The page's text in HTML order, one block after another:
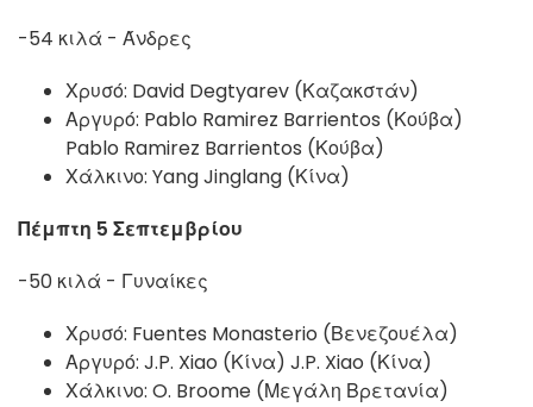
-54 κιλά - Άνδρες
Χρυσό: David Degtyarev (Καζακστάν)
Αργυρό: Pablo Ramirez Barrientos (Κούβα)
Pablo Ramirez Barrientos (Κούβα)
Χάλκινο: Yang Jinglang (Κίνα)
Πέμπτη 5 Σεπτεμβρίου
-50 κιλά - Γυναίκες
Χρυσό: Fuentes Monasterio (Βενεζουέλα)
Αργυρό: J.P. Xiao (Κίνα) J.P. Xiao (Κίνα)
Χάλκινο: O. Broome (Μεγάλη Βρετανία)